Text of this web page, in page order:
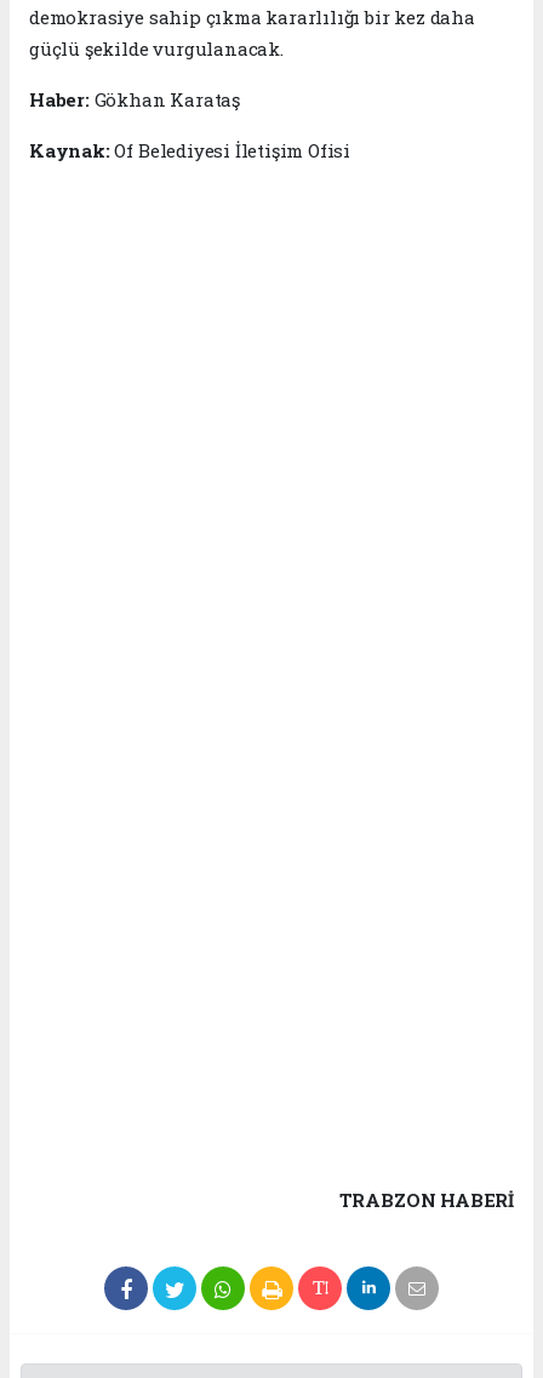
demokrasiye sahip çıkma kararlılığı bir kez daha
güçlü şekilde vurgulanacak.
Haber: Gökhan Karataş
Kaynak:Of Belediyesi İletişim Ofisi
TRABZON HABERİ